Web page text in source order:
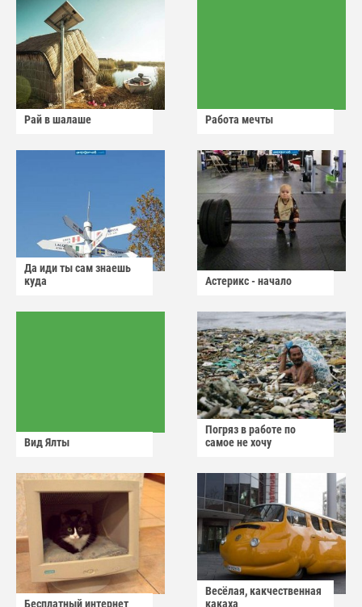
Рай в шалаше Работа мечты
Да иди ты сам знаешь
куда
Астерикс - начало
Вид Ялты
Погряз в работе по
самое не хочу
Бесплатный интернет
Весёлая, какчественная
какаха